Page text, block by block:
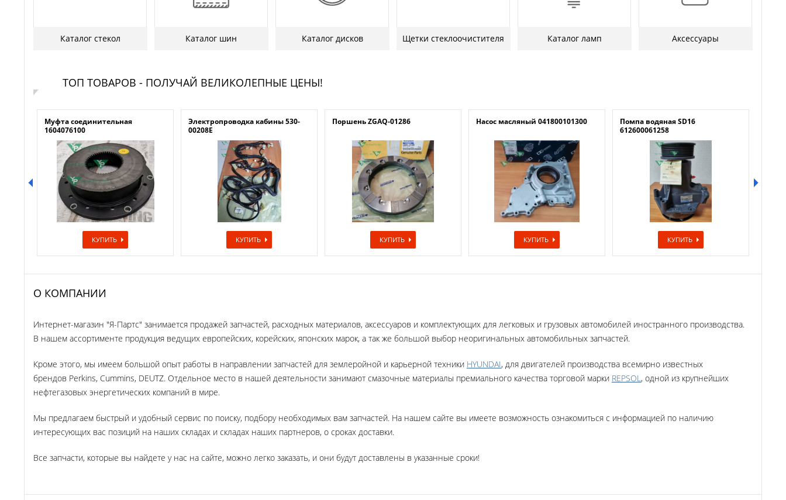
Каталог стекол Каталог шин Каталог дисков Щетки стеклоочистителя Каталог ламп Аксессуары
ТОП ТОВАРОВ - ПОЛУЧАЙ ВЕЛИКОЛЕПНЫЕ ЦЕНЫ!
Муфта соединительная
1604076100
КУПИТЬ
Электропроводка кабины 530-
00208E
КУПИТЬ
Поршень ZGAQ-01286
КУПИТЬ
Насос масляный 041800101300
КУПИТЬ
Помпа водяная SD16
612600061258
КУПИТЬ
О КОМПАНИИ
Интернет-магазин "Я-Партс" занимается продажей запчастей, расходных материалов, аксессуаров и комплектующих для легковых и грузовых автомобилей иностранного производства.
В нашем ассортименте продукция ведущих европейских, корейских, японских марок, а так же большой выбор неоригинальных автомобильных запчастей.
Кроме этого, мы имеем большой опыт работы в направлении запчастей для землеройной и карьерной техники HYUNDAI, для двигателей производства всемирно известных
брендов Perkins, Cummins, DEUTZ. Отдельное место в нашей деятельности занимают смазочные материалы премиального качества торговой марки REPSOL , одной из крупнейших
нефтегазовых энергетических компаний в мире.
Мы предлагаем быстрый и удобный сервис по поиску, подбору необходимых вам запчастей. На нашем сайте вы имеете возможность ознакомиться с информацией по наличию
интересующих вас позиций на наших складах и складах наших партнеров, о сроках доставки.
Все запчасти, которые вы найдете у нас на сайте, можно легко заказать, и они будут доставлены в указанные сроки!